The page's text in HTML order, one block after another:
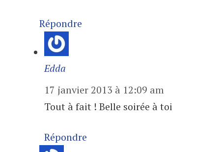
Répondre
Edda
17 janvier 2013 à 12:09 am
Tout à fait ! Belle soirée à toi
Répondre